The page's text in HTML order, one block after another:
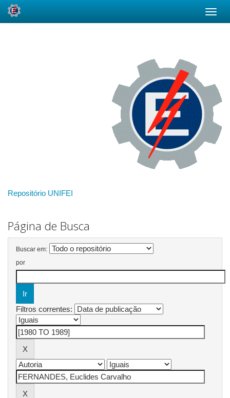
Repositório UNIFEI
Página de Busca
Buscar em:
por
Filtros correntes: